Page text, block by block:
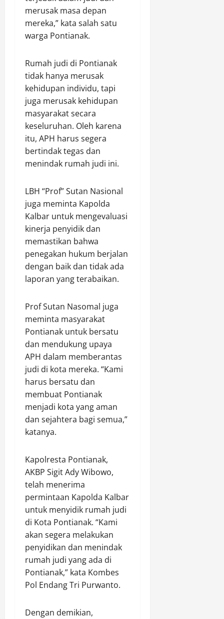
merusak masa depan
mereka,” kata salah satu
warga Pontianak.
Rumah judi di Pontianak
tidak hanya merusak
kehidupan individu, tapi
juga merusak kehidupan
masyarakat secara
keseluruhan. Oleh karena
itu, APH harus segera
bertindak tegas dan
menindak rumah judi ini.
LBH “Prof” Sutan Nasional
juga meminta Kapolda
Kalbar untuk mengevaluasi
kinerja penyidik dan
memastikan bahwa
penegakan hukum berjalan
dengan baik dan tidak ada
laporan yang terabaikan.
Prof Sutan Nasomal juga
meminta masyarakat
Pontianak untuk bersatu
dan mendukung upaya
APH dalam memberantas
judi di kota mereka. “Kami
harus bersatu dan
membuat Pontianak
menjadi kota yang aman
dan sejahtera bagi semua,”
katanya.
Kapolresta Pontianak,
AKBP Sigit Ady Wibowo,
telah menerima
permintaan Kapolda Kalbar
untuk menyidik rumah judi
di Kota Pontianak. “Kami
akan segera melakukan
penyidikan dan menindak
rumah judi yang ada di
Pontianak,” kata Kombes
Pol Endang Tri Purwanto.
Dengan demikian,